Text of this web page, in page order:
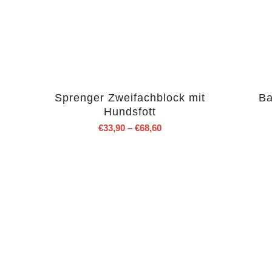
Sprenger Zweifachblock mit
Hundsfott
€33,90– €68,60